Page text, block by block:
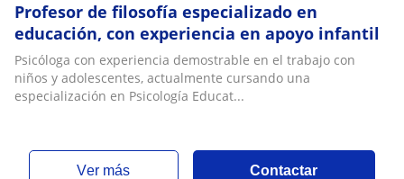
Profesor de filosofía especializado en
educación, con experiencia en apoyo infantil
Psicóloga con experiencia demostrable en el trabajo con
niños y adolescentes, actualmente cursando una
especialización en Psicología Educat...
ver más Contactar